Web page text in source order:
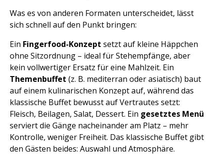
Was es von anderen Formaten unterscheidet, lässt
sich schnell auf den Punkt bringen:
Ein Fingerfood-Konzept setzt auf kleine Häppchen
ohne Sitzordnung – ideal für Stehempfänge, aber
kein vollwertiger Ersatz für eine Mahlzeit. Ein
Themenbuffet (z. B. mediterran oder asiatisch) baut
auf einem kulinarischen Konzept auf, während das
klassische Buffet bewusst auf Vertrautes setzt:
Fleisch, Beilagen, Salat, Dessert. Ein gesetztes Menü
serviert die Gänge nacheinander am Platz – mehr
Kontrolle, weniger Freiheit. Das klassische Buffet gibt
den Gästen beides: Auswahl und Atmosphäre.